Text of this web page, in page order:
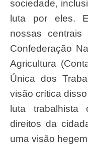
sociedade,
luta por eles.
nossas centrais
Confederação
Agricultura
Única dos
visão crítica
luta
direitos da
uma visão